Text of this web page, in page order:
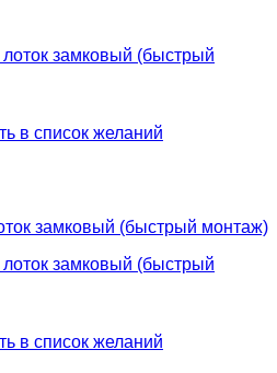
в список желаний
замковый (быстрый монтаж)
в список желаний